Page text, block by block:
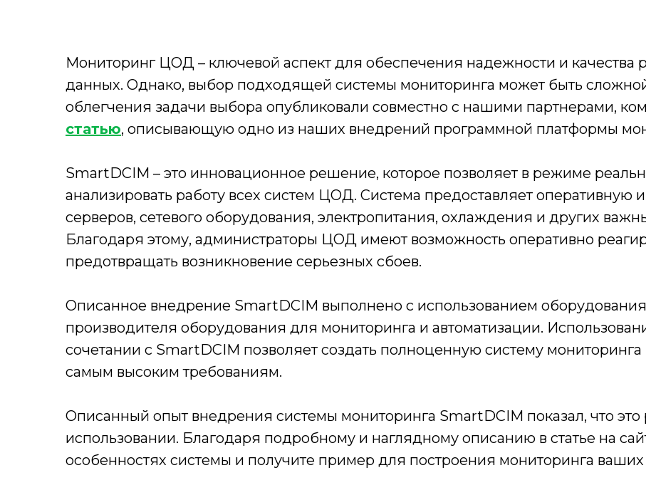
Мониторинг ЦОД – ключевой аспект для обеспечения надежности и качества
данных. Однако, выбор подходящей системы мониторинга может быть
облегчения задачи выбора опубликовали совместно с нашими партнерами,
статью, описывающую одно из наших внедрений программной платформы
SmartDCIM – это инновационное решение, которое позволяет в режиме
анализировать работу всех систем ЦОД. Система предоставляет
серверов, сетевого оборудования, электропитания, охлаждения и других
Благодаря этому, администраторы ЦОД имеют возможность оперативно
предотвращать возникновение серьезных сбоев.
Описанное внедрение SmartDCIM выполнено с использованием
производителя оборудования для мониторинга и автоматизации.
сочетании с SmartDCIM позволяет создать полноценную систему
самым высоким требованиям.
Описанный опыт внедрения системы мониторинга SmartDCIM показал, что
использовании. Благодаря подробному и наглядному описанию в статье на
особенностях системы и получите пример для построения мониторинга